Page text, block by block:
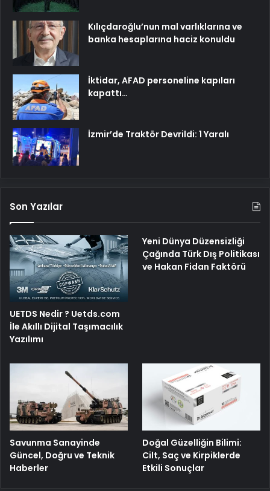
Kılıçdaroğlu’nun mal varlıklarına ve
banka hesaplarına haciz konuldu
İktidar, AFAD personeline kapıları
kapattı…
İzmir’de Traktör Devrildi: 1 Yaralı
Son Yazılar
UETDS Nedir ? Uetds.com
İle Akıllı Dijital Taşımacılık
Yazılımı
Yeni Dünya Düzensizliği
Çağında Türk Dış Politikası
ve Hakan Fidan Faktörü
Savunma Sanayinde
Güncel, Doğru ve Teknik
Haberler
Doğal Güzelliğin Bilimi:
Cilt, Saç ve Kirpiklerde
Etkili Sonuçlar